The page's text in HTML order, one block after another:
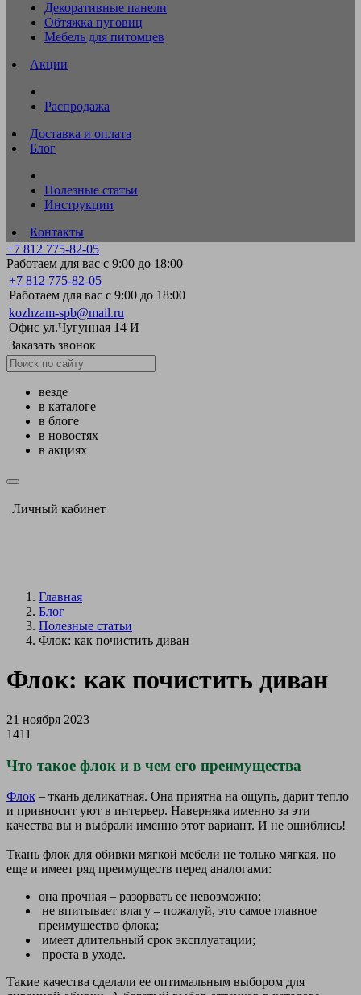
Декоративные панели
Обтяжка пуговиц
Мебель для питомцев
Акции
Распродажа
Доставка и оплата
Блог
Полезные статьи
Инструкции
Контакты
+7 812 775-82-05
Работаем для вас с 9:00 до 18:00
+7 812 775-82-05
Работаем для вас с 9:00 до 18:00
kozhzam-spb@mail.ru
Офис ул.Чугунная 14 И
Заказать звонок
везде
в каталоге
в блоге
в новостях
в акциях
Личный кабинет
Главная
Блог
Полезные статьи
Флок: как почистить диван
Флок: как почистить диван
21 ноября 2023
1411
Что такое флок и в чем его преимущества
Флок – ткань деликатная. Она приятна на ощупь, дарит тепло
и привносит уют в интерьер. Наверняка именно за эти
качества вы и выбрали именно этот вариант. И не ошиблись!
Ткань флок для обивки мягкой мебели не только мягкая, но
еще и имеет ряд преимуществ перед аналогами:
она прочная – разорвать ее невозможно;
не впитывает влагу – пожалуй, это самое главное
преимущество флока;
имеет длительный срок эксплуатации;
проста в уходе.
Такие качества сделали ее оптимальным выбором для